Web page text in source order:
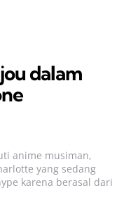
dalam
anime musiman,
yang sedang
karena berasal dari